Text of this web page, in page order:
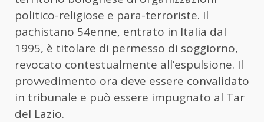
politico-religiose e para-terroriste. Il
pachistano 54enne, entrato in Italia dal
1995, è titolare di permesso di soggiorno,
revocato contestualmente all’espulsione. Il
provvedimento ora deve essere convalidato
in tribunale e può essere impugnato al Tar
del Lazio.